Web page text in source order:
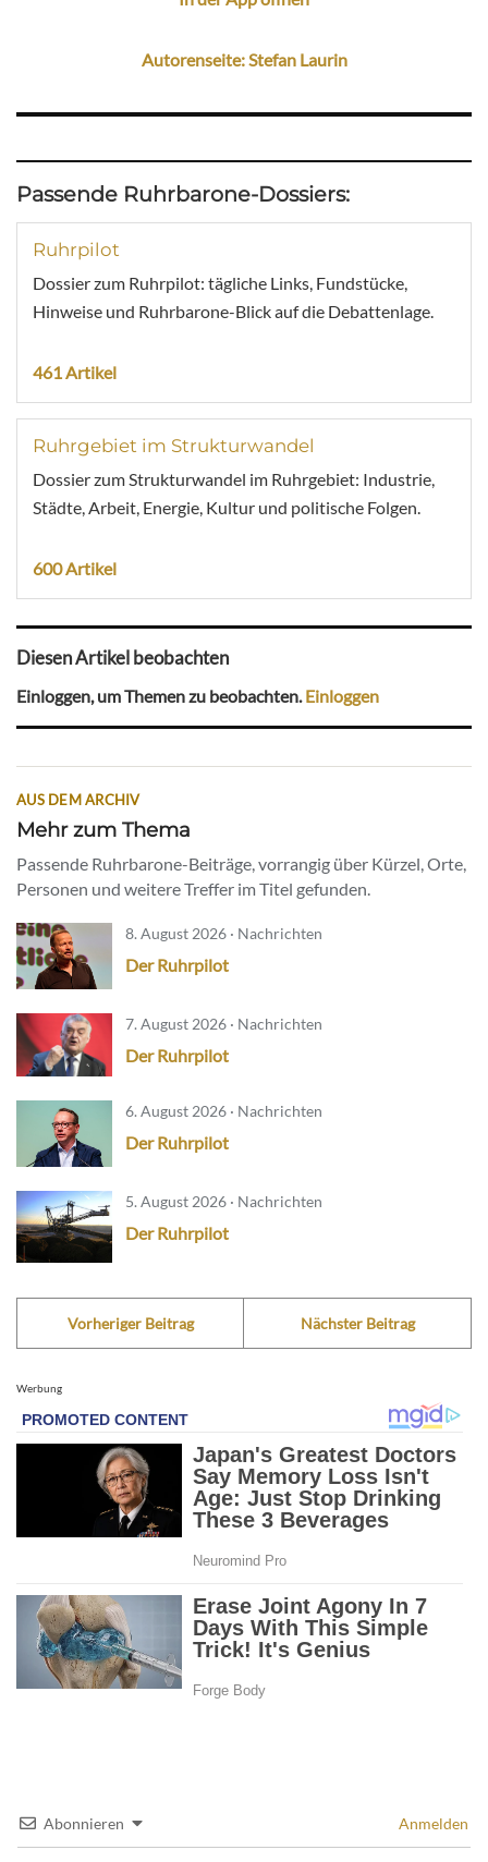
Autorenseite: Stefan Laurin
Passende Ruhrbarone-Dossiers:
Ruhrpilot
Dossier zum Ruhrpilot: tägliche Links, Fundstücke,
Hinweise und Ruhrbarone-Blick auf die Debattenlage.
461 Artikel
Ruhrgebiet im Strukturwandel
Dossier zum Strukturwandel im Ruhrgebiet: Industrie,
Städte, Arbeit, Energie, Kultur und politische Folgen.
600 Artikel
Diesen Artikel beobachten
Einloggen, um Themen zu beobachten.Einloggen
AUS DEM ARCHIV
Mehr zum Thema
Passende Ruhrbarone-Beiträge, vorrangig über Kürzel, Orte,
Personen und weitere Treffer im Titel gefunden.
8. August 2026 · Nachrichten
Der Ruhrpilot
7. August 2026 · Nachrichten
Der Ruhrpilot
6. August 2026 · Nachrichten
Der Ruhrpilot
5. August 2026 · Nachrichten
Der Ruhrpilot
Vorheriger Beitrag Nächster Beitrag
Werbung
Abonnieren Anmelden